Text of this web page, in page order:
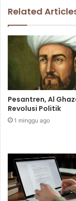
Related
Pesantren, Al
Revolusi Politik
1 minggu ago